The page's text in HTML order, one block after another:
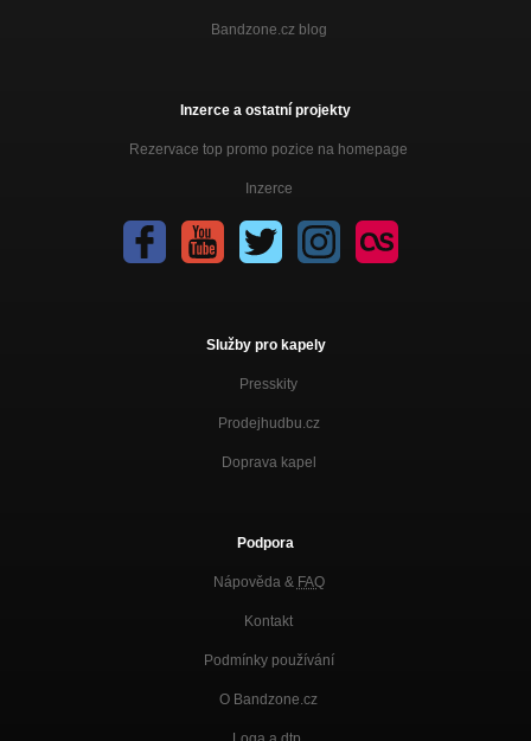
Bandzone.cz blog
Inzerce a ostatní projekty
Rezervace top promo pozice na homepage
Inzerce
Služby pro kapely
Presskity
Prodejhudbu.cz
Doprava kapel
Podpora
Nápověda & FAQ
Kontakt
Podmínky používání
O Bandzone.cz